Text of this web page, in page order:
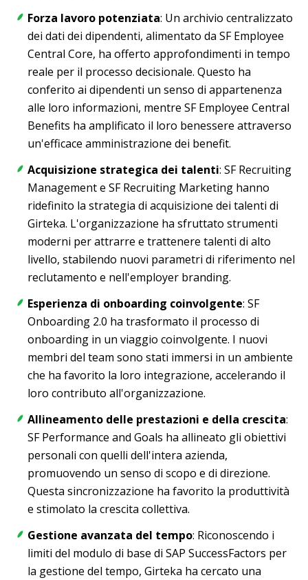
Forza lavoro potenziata: Un archivio centralizzato
dei dati dei dipendenti, alimentato da SF Employee
Central Core, ha offerto approfondimenti in tempo
reale per il processo decisionale. Questo ha
conferito ai dipendenti un senso di appartenenza
alle loro informazioni, mentre SF Employee Central
Benefits ha amplificato il loro benessere attraverso
un'efficace amministrazione dei benefit.
Acquisizione strategica dei talenti: SF Recruiting
Management e SF Recruiting Marketing hanno
ridefinito la strategia di acquisizione dei talenti di
Girteka. L'organizzazione ha sfruttato strumenti
moderni per attrarre e trattenere talenti di alto
livello, stabilendo nuovi parametri di riferimento nel
reclutamento e nell'employer branding.
Esperienza di onboarding coinvolgente: SF
Onboarding 2.0 ha trasformato il processo di
onboarding in un viaggio coinvolgente. I nuovi
membri del team sono stati immersi in un ambiente
che ha favorito la loro integrazione, accelerando il
loro contributo all'organizzazione.
Allineamento delle prestazioni e della crescita:
SF Performance and Goals ha allineato gli obiettivi
personali con quelli dell'intera azienda,
promuovendo un senso di scopo e di direzione.
Questa sincronizzazione ha favorito la produttività
e stimolato la crescita collettiva.
Gestione avanzata del tempo: Riconoscendo i
limiti del modulo di base di SAP SuccessFactors per
la gestione del tempo, Girteka ha cercato una